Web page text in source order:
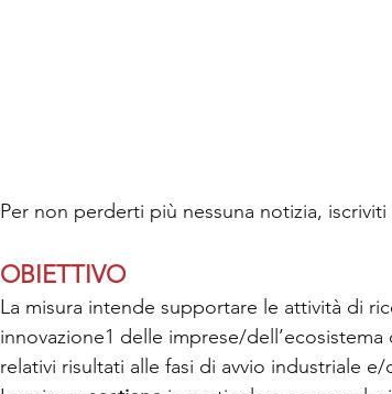
Per non perderti più nessuna notizia,
OBIETTIVO
La misura intende supportare le attività di
innovazione1 delle imprese/
relativi risultati alle fasi di avvio industriale